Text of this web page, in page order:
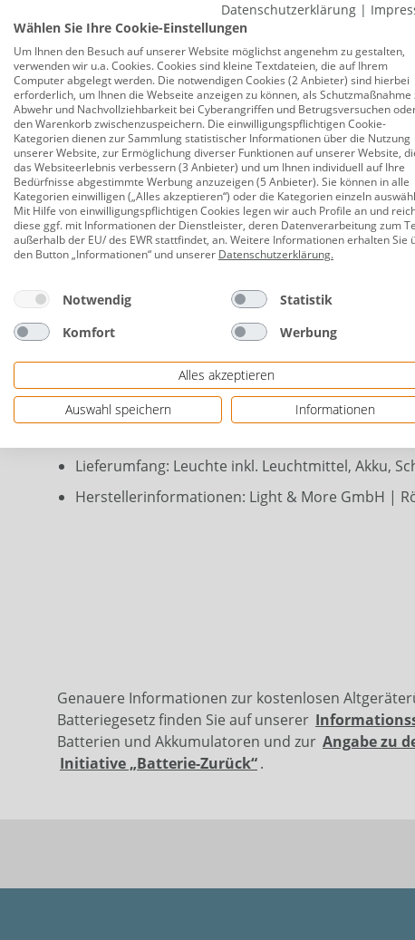
Lichtleistung: 3 lm
Lichtfarbe: 5000 K (neutralweiß)
Dimmbar: nein
Farbe: lila
Material: Kunststoff
Maße: 29 cm (H)
Lebensdauer: ca. 15.000 h
Schutzart: IP 44 (spritzwassergeschützt)
Spannung: 1,2V, 200 m/Ah
Dämmerungssensor
Wiederaufladbarer Ni-MH Akku
Ladezeit Akku: 8 Stunden
Lieferumfang: Leuchte inkl. Leuchtmittel, Akku,
Herstellerinformationen: Light & More GmbH |
Genauere Informationen zur kostenlosen
Batteriegesetz finden Sie auf unserer
Batterien und Akkumulatoren und zur Angabe zu
Initiative „Batterie-Zurück“.
Datenschutzerklärung |
Wählen Sie Ihre Cookie-Einstellungen
Um Ihnen den Besuch auf unserer Website möglichst angenehm zu gestalten,
verwenden wir u.a. Cookies. Cookies sind kleine Textdateien, die auf Ihrem
Computer abgelegt werden. Die notwendigen Cookies (2 Anbieter) sind hierbei
erforderlich, um Ihnen die Webseite anzeigen zu können, als Schutzmaßnahme
Abwehr und Nachvollziehbarkeit bei Cyberangriffen und Betrugsversuchen
den Warenkorb zwischenzuspeichern. Die einwilligungspflichtigen Cookie-
Kategorien dienen zur Sammlung statistischer Informationen über die Nutzung
unserer Website, zur Ermöglichung diverser Funktionen auf unserer Website,
das Websiteerlebnis verbessern (3 Anbieter) und um Ihnen individuell auf Ihre
Bedürfnisse abgestimmte Werbung anzuzeigen (5 Anbieter). Sie können in alle
Kategorien einwilligen („Alles akzeptieren“) oder die Kategorien einzeln
Mit Hilfe von einwilligungspflichtigen Cookies legen wir auch Profile an und
diese ggf. mit Informationen der Dienstleister, deren Datenverarbeitung zum
außerhalb der EU/ des EWR stattfindet, an. Weitere Informationen erhalten Sie
den Button „Informationen“ und unserer Datenschutzerklärung.
Notwendig
Statistik
Komfort
Werbung
Alles akzeptieren
Auswahl speichern
Informationen